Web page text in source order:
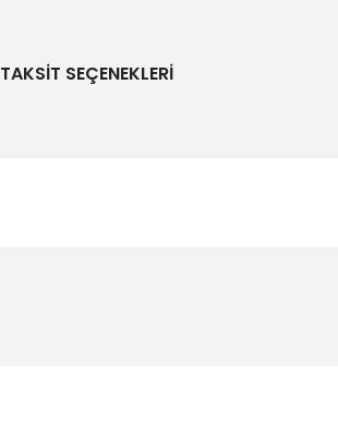
TAKSIT SEÇENEKLERI